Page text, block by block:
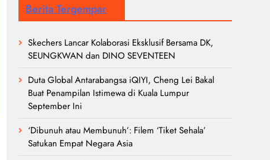
Berita Tergempar
Skechers Lancar Kolaborasi Eksklusif Bersama DK,
SEUNGKWAN dan DINO SEVENTEEN
Duta Global Antarabangsa iQIYI, Cheng Lei Bakal
Buat Penampilan Istimewa di Kuala Lumpur
September Ini
‘Dibunuh atau Membunuh’: Filem ‘Tiket Sehala’
Satukan Empat Negara Asia